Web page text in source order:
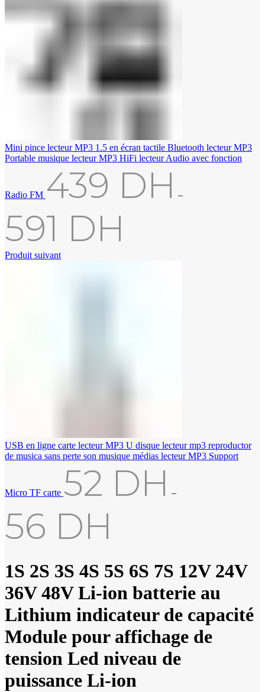
Mini pince lecteur MP3 1.5 en écran tactile Bluetooth lecteur MP3
Portable musique lecteur MP3 HiFi lecteur Audio avec fonction
Radio FM 439 DH –
591 DH
Produit suivant
USB en ligne carte lecteur MP3 U disque lecteur mp3 reproductor
de musica sans perte son musique médias lecteur MP3 Support
Micro TF carte 52 DH –
56 DH
1S 2S 3S 4S 5S 6S 7S 12V 24V
36V 48V Li-ion batterie au
Lithium indicateur de capacité
Module pour affichage de
tension Led niveau de
puissance Li-ion